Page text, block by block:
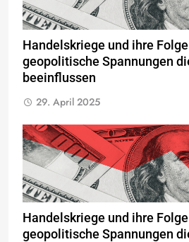
Handelskriege und ihre
geopolitische Spannungen
beeinflussen
29. April 2025
Handelskriege und ihre
geopolitische Spannungen